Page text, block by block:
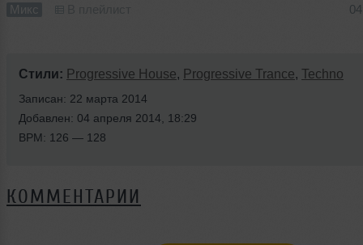
Микс
Стили: Progressive House, Progressive Trance, Techno
Записан: 22 марта 2014
Добавлен: 04 апреля 2014, 18:29
BPM: 126 — 128
КОММЕНТАРИИ